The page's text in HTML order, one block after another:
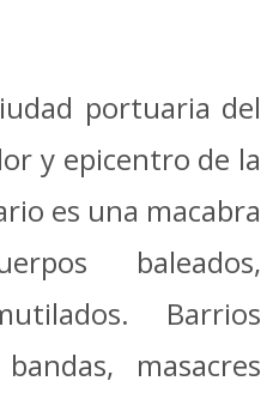
portuaria del
y epicentro de la
es una macabra
baleados,
Barrios
masacres